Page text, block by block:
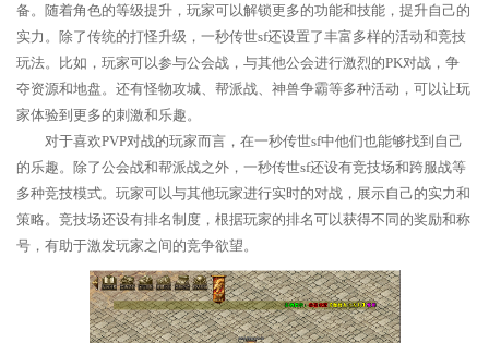
备。随着角色的等级提升，玩家可以解锁更多的功能和技能，提升自己的
实力。除了传统的打怪升级，一秒传世sf还设置了丰富多样的活动和竞技
玩法。比如，玩家可以参与公会战，与其他公会进行激烈的PK对战，争
夺资源和地盘。还有怪物攻城、帮派战、神兽争霸等多种活动，可以让玩
家体验到更多的刺激和乐趣。
对于喜欢PVP对战的玩家而言，在一秒传世sf中他们也能够找到自己
的乐趣。除了公会战和帮派战之外，一秒传世sf还设有竞技场和跨服战等
多种竞技模式。玩家可以与其他玩家进行实时的对战，展示自己的实力和
策略。竞技场还设有排名制度，根据玩家的排名可以获得不同的奖励和称
号，有助于激发玩家之间的竞争欲望。